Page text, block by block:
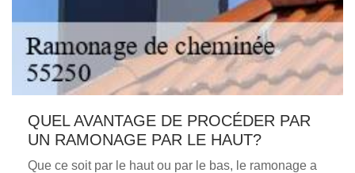
QUEL AVANTAGE DE PROCÉDER PAR
UN RAMONAGE PAR LE HAUT?
Que ce soit par le haut ou par le bas, le ramonage a